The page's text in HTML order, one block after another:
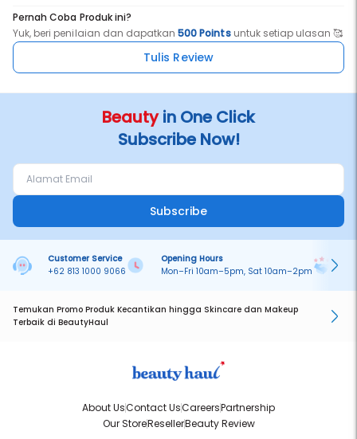
Pernah Coba Produk ini?
Yuk, beri penilaian dan dapatkan500 Pointsuntuk setiap ulasan 🥰
Tulis Review
Beautyin One Click
Subscribe Now!
Subscribe
Customer Service
+62 813 1000 9066
Opening Hours
Mon–Fri 10am–5pm, Sat 10am–2pm
Temukan Promo Produk Kecantikan hingga Skincare dan Makeup
Terbaik di BeautyHaul
About UsContact UsCareersPartnership
Our StoreResellerBeauty Review